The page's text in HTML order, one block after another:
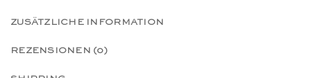
ZUSÄTZLICHE INFORMATION
REZENSIONEN (0)